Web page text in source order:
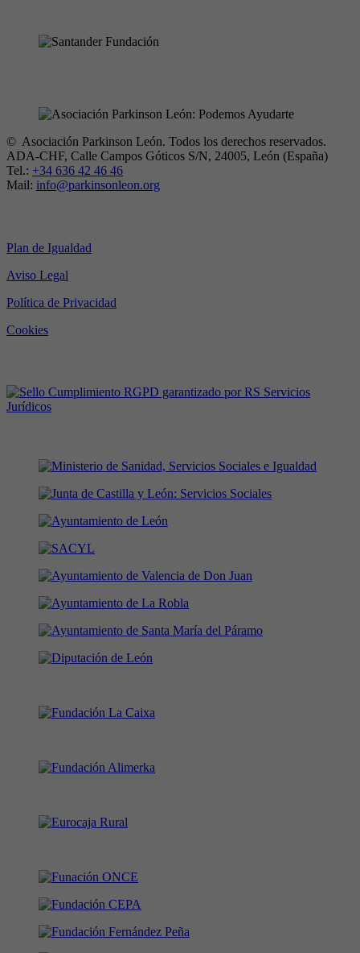
© Asociación Parkinson León. Todos los derechos reservados.
ADA-CHF, Calle Campos Góticos S/N, 24005, León (España)
Tel.: +34 636 42 46 46
Mail: info@parkinsonleon.org
Plan de Igualdad
Aviso Legal
Política de Privacidad
Cookies